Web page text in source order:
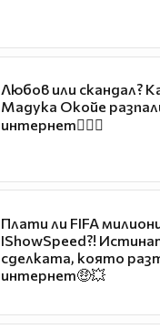
Любов или скандал?
Мадука Окойе
интернет❤️‍🔥🔥
Плати ли FIFA
IShowSpeed?!
сделката, която
интернет🤑💥